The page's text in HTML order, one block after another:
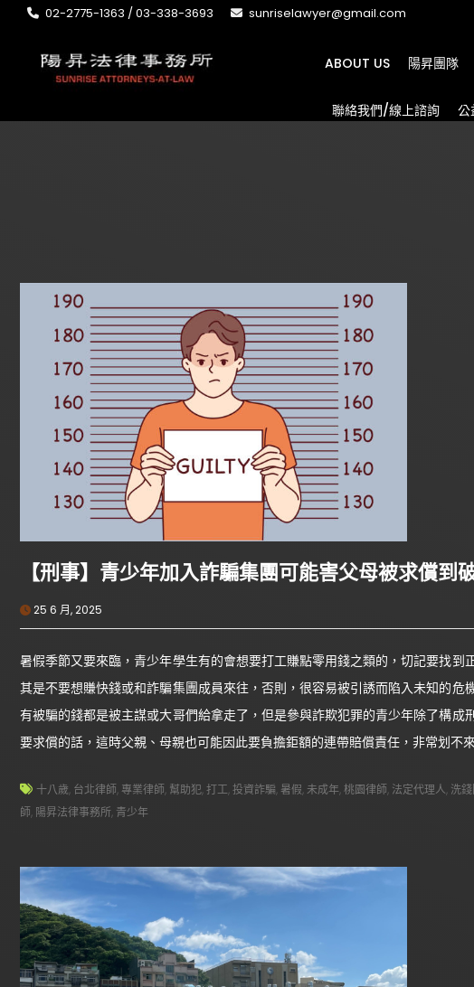
02-2775-1363 / 03-338-3693 sunriselawyer@gmail.com
ABOUT US 陽昇團隊
聯絡我們/線上諮詢 公
【刑事】青少年加入詐騙集團可能害父母被求償到
25 6 月, 2025
暑假季節又要來臨，青少年學生有的會想要打工賺點零用錢之類的，切記要找
其是不要想賺快錢或和詐騙集團成員來往，否則，很容易被引誘而陷入未知的
有被騙的錢都是被主謀或大哥們給拿走了，但是參與詐欺犯罪的青少年除了構
要求償的話，這時父親、母親也可能因此要負擔鉅額的連帶賠償責任，非常划不
十八歲, 台北律師,專業律師, 幫助犯,打工,投資詐騙, 暑假, 未成年,桃園律師, 法定代理人, 洗
師, 陽昇法律事務所, 青少年